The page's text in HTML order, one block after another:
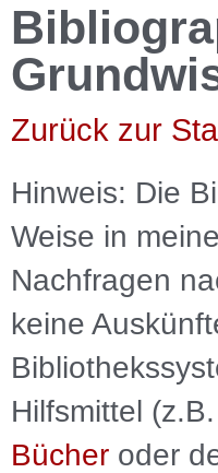
Zurück zur
Hinweis: Die
Weise in
Nachfragen
keine
Hilfsmittel
Bücher oder